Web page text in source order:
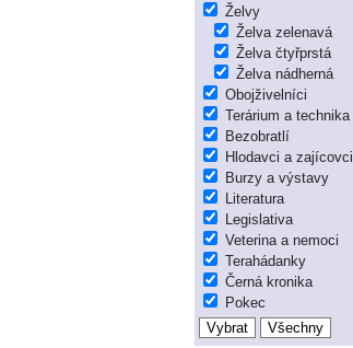
Želvy
Želva zelenavá
Želva čtyřprstá
Želva nádherná
Obojživelníci
Terárium a technika
Bezobratlí
Hlodavci a zajícovci
Burzy a výstavy
Literatura
Legislativa
Veterina a nemoci
Terahádanky
Černá kronika
Pokec